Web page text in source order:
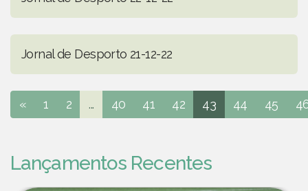
Jornal de Desporto 21-12-22
« 1 2 ... 40 41 42 43 44 45
Lançamentos Recentes